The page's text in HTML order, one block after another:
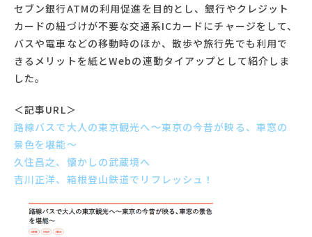
セブン銀行ATMの利用促進を目的とし、銀行やクレジット
カードの紐づけが不要な交通系ICカードにチャージをして、
バスや電車などの移動時のほか、散歩や旅行先でも利用で
きるメリットを紙とWebの連動タイアップとして紹介しま
した。
＜記事URL＞
路線バスで大人の東京観光へ～東京の今昔が映る、車窓の
景色を堪能～
久住昌之、懐かしの武蔵境へ
吉川正洋、箱根登山鉄道でリフレッシュ！